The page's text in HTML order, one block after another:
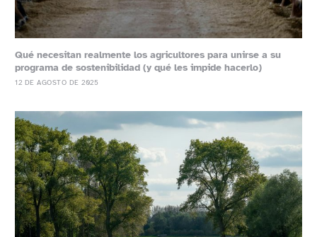
Qué necesitan realmente los agricultores para unirse a su
programa de sostenibilidad (y qué les impide hacerlo)
12 DE AGOSTO DE 2025